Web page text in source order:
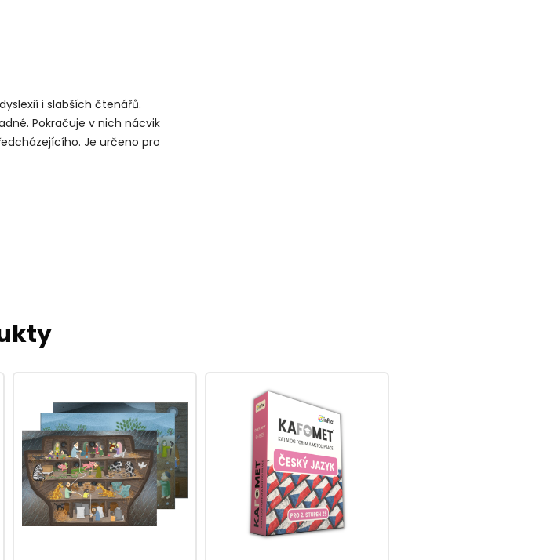
i slabších čtenářů.
Pokračuje v nich nácvik
Je určeno pro